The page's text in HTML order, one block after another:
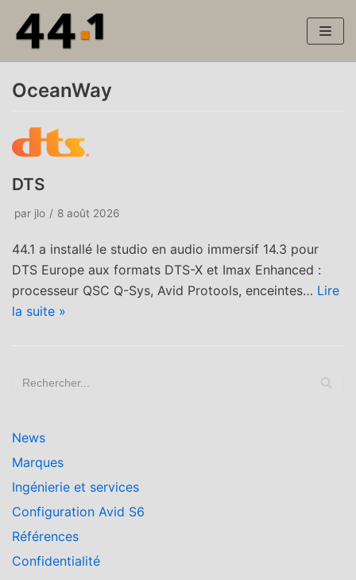
Aller
au
contenu
OceanWay
DTS
par jlo 8 août 2026
44.1 a installé le studio en audio immersif 14.3 pour
DTS Europe aux formats DTS-X et Imax Enhanced :
processeur QSC Q-Sys, Avid Protools, enceintes… Lire
la suite »
News
Marques
Ingénierie et services
Configuration Avid S6
Références
Confidentialité